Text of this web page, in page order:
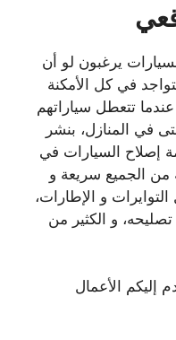
يرغبون لو أن
في كل الأمكنة
تتعطل سياراتهم
في المنازل، بنشر
إصلاح السيارات في
من الجميع سريعة و
و الإطارات،
و الكثير من
الأعمال